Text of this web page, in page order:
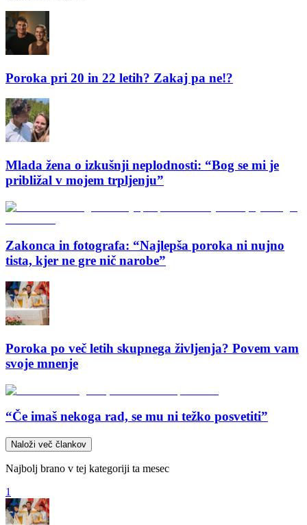
Poroka pri 20 in 22 letih? Zakaj pa ne!?
Mlada žena o izkušnji neplodnosti: “Bog se mi je
približal v mojem trpljenju”
Zakonca in fotografa: “Najlepša poroka ni nujno
tista, kjer ne gre nič narobe”
Poroka po več letih skupnega življenja? Povem vam
svoje mnenje
“Če imaš nekoga rad, se mu ni težko posvetiti”
Naloži več člankov
Najbolj brano v tej kategoriji ta mesec
1